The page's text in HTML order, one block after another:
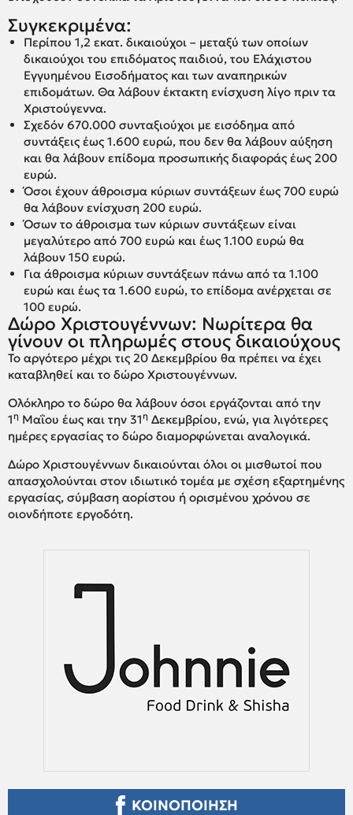
Συγκεκριμένα:
Περίπου 1,2 εκατ. δικαιούχοι – μεταξύ των οποίων
δικαιούχοι του επιδόματος παιδιού, του Ελάχιστου
Εγγυημένου Εισοδήματος και των αναπηρικών
επιδομάτων. Θα λάβουν έκτακτη ενίσχυση λίγο πριν τα
Χριστούγεννα.
Σχεδόν 670.000 συνταξιούχοι με εισόδημα από
συντάξεις έως 1.600 ευρώ, που δεν θα λάβουν αύξηση
και θα λάβουν επίδομα προσωπικής διαφοράς έως 200
ευρώ.
Όσοι έχουν άθροισμα κύριων συντάξεων έως 700 ευρώ
θα λάβουν ενίσχυση 200 ευρώ.
Όσων το άθροισμα των κύριων συντάξεων είναι
μεγαλύτερο από 700 ευρώ και έως 1.100 ευρώ θα
λάβουν 150 ευρώ.
Για άθροισμα κύριων συντάξεων πάνω από τα 1.100
ευρώ και έως τα 1.600 ευρώ, το επίδομα ανέρχεται σε
100 ευρώ.
Δώρο Χριστουγέννων: Νωρίτερα θα
γίνουν οι πληρωμές στους δικαιούχους
Το αργότερο μέχρι τις 20 Δεκεμβρίου θα πρέπει να έχει
καταβληθεί και το δώρο Χριστουγέννων.
Ολόκληρο το δώρο θα λάβουν όσοι εργάζονται από την
1η Μαΐου έως και την 31η Δεκεμβρίου, ενώ, για λιγότερες
ημέρες εργασίας το δώρο διαμορφώνεται αναλογικά.
Δώρο Χριστουγέννων δικαιούνται όλοι οι μισθωτοί που
απασχολούνται στον ιδιωτικό τομέα με σχέση εξαρτημένης
εργασίας, σύμβαση αορίστου ή ορισμένου χρόνου σε
οιονδήποτε εργοδότη.
ΚΟΙΝΟΠΟΙΗΣΗ